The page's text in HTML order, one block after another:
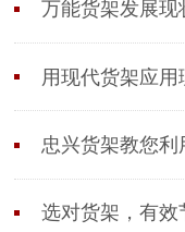
万能货架发展现
用现代货架应
忠兴货架教您利
选对货架，有效